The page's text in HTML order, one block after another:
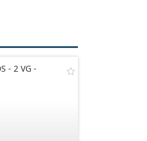
- 2 VG -